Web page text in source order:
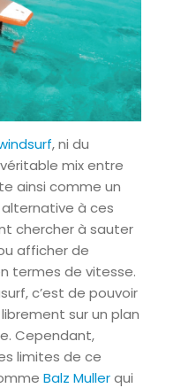
, ni du
mix entre
ainsi comme un
à ces
chercher à sauter
afficher de
termes de vitesse.
c’est de pouvoir
sur un plan
Cependant,
limites de ce
Balz Mullerqui